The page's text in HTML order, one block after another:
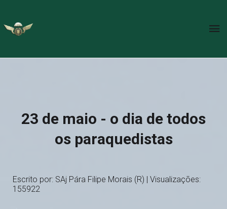
23 de maio - o dia de todos
os paraquedistas
Escrito por: SAj Pára Filipe Morais (R) | Visualizações:
155922